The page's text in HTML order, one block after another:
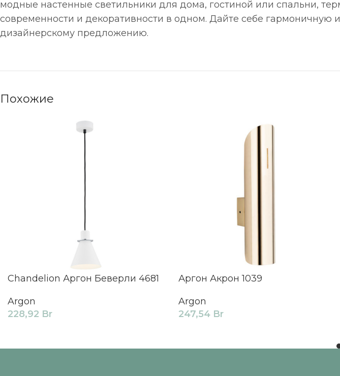
модные настенные светильники для дома, гостиной или спальни,
современности и декоративности в одном. Дайте себе
дизайнерскому предложению.
Похожие
Chandelion Аргон Беверли 4681
Argon
228,92 Br
Аргон Акрон 1039
Argon
247,54 Br